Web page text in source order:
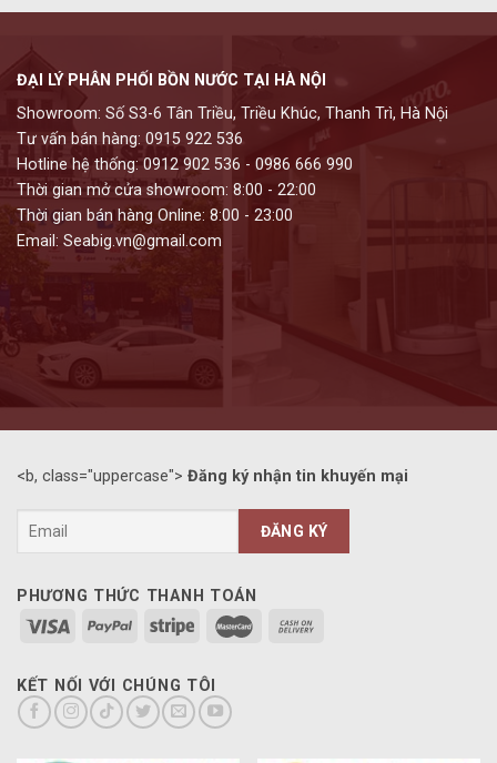
ĐẠI LÝ PHÂN PHỐI BỒN NƯỚC TẠI HÀ NỘI
Showroom: Số S3-6 Tân Triều, Triều Khúc, Thanh Trì, Hà Nội
Tư vấn bán hàng: 0915 922 536
Hotline hệ thống: 0912 902 536 - 0986 666 990
Thời gian mở cửa showroom: 8:00 - 22:00
Thời gian bán hàng Online: 8:00 - 23:00
Email: Seabig.vn@gmail.com
<b, class="uppercase"> Đăng ký nhận tin khuyến mại
PHƯƠNG THỨC THANH TOÁN
KẾT NỐI VỚI CHÚNG TÔI